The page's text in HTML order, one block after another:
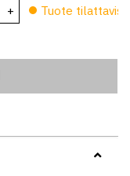
Tuote